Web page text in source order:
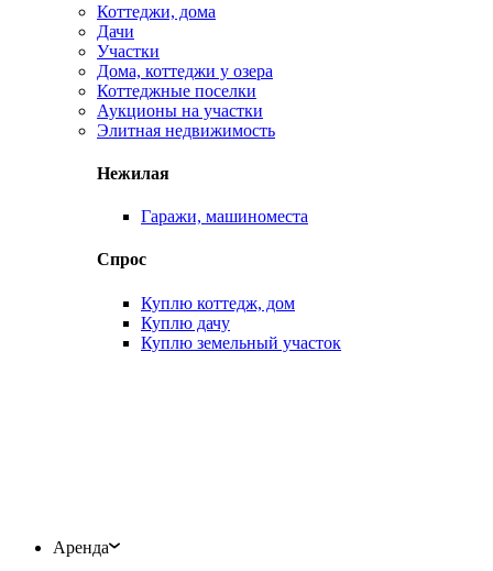
Коттеджи, дома
Дачи
Участки
Дома, коттеджи у озера
Коттеджные поселки
Аукционы на участки
Элитная недвижимость
Нежилая
Гаражи, машиноместа
Спрос
Куплю коттедж, дом
Куплю дачу
Куплю земельный участок
Аренда